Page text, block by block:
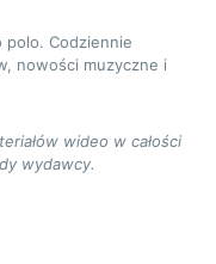
polo. Codziennie
nowości muzyczne i
wideo w całości
wydawcy.